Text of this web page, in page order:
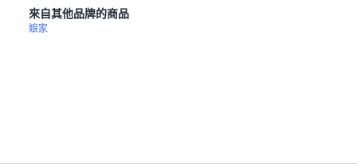
來自其他品牌的商品
娘家